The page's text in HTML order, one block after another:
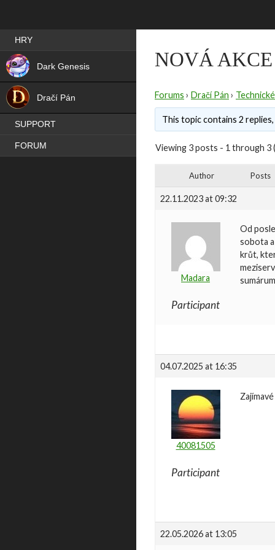
NOVÁ AKCE
Forums › Dračí Pán ›
This topic contains 2
Viewing 3 posts - 1 through 3
Author Posts
22.11.2023 at 09:32
Madara
Participant
Od
sobota
krůt,
04.07.2025 at 16:35
40081505
Participant
22.05.2026 at 13:05
Best RPG games in Čeština
HRY
Dark Genesis
Dračí Pán
SUPPORT
FORUM